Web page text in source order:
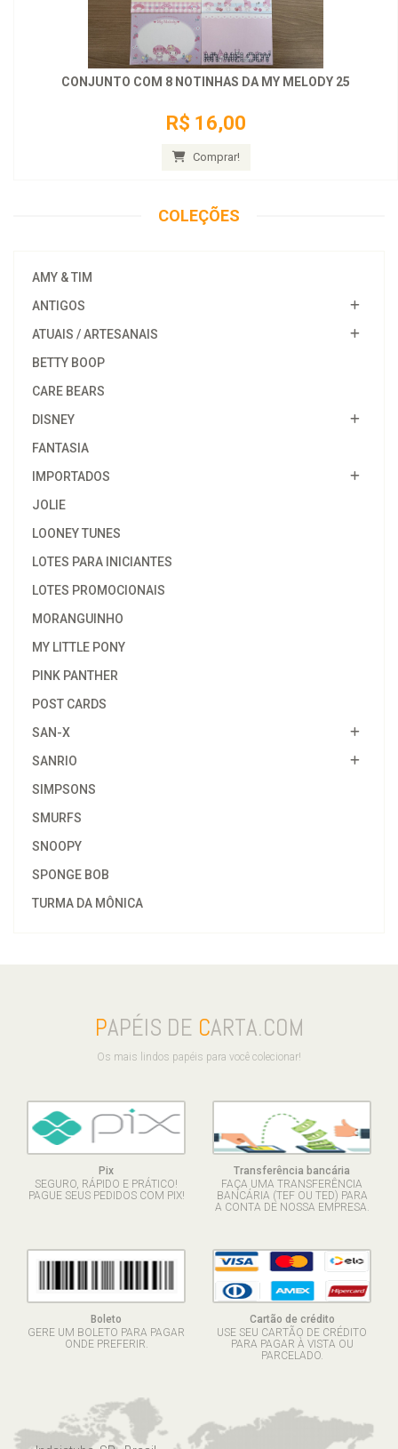
CONJUNTO COM 8 NOTINHAS DA MY MELODY 25
R$ 16,00
Comprar!
COLEÇÕES
AMY & TIM
ANTIGOS
ATUAIS / ARTESANAIS
BETTY BOOP
CARE BEARS
DISNEY
FANTASIA
IMPORTADOS
JOLIE
LOONEY TUNES
LOTES PARA INICIANTES
LOTES PROMOCIONAIS
MORANGUINHO
MY LITTLE PONY
PINK PANTHER
POST CARDS
SAN-X
SANRIO
SIMPSONS
SMURFS
SNOOPY
SPONGE BOB
TURMA DA MÔNICA
PAPÉIS DE CARTA.COM
Os mais lindos papéis para você colecionar!
Pix
SEGURO, RÁPIDO E PRÁTICO!
PAGUE SEUS PEDIDOS COM PIX!
Transferência bancária
FAÇA UMA TRANSFERÊNCIA
BANCÁRIA (TEF OU TED) PARA
A CONTA DE NOSSA EMPRESA.
Boleto
GERE UM BOLETO PARA PAGAR
ONDE PREFERIR.
Cartão de crédito
USE SEU CARTÃO DE CRÉDITO
PARA PAGAR À VISTA OU
PARCELADO.